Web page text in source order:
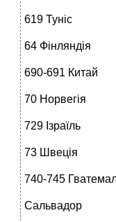
619 Туніс
64 Фінляндія
690-691 Китай
70 Норвегія
729 Ізраїль
73 Швеція
740-745
Сальвадор